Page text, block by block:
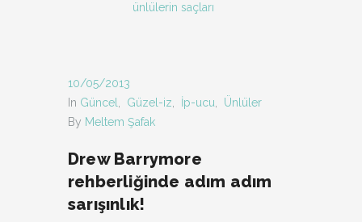
ünlülerin saçları
10/05/2013
In Güncel Güzel-iz İp-ucu
Ünlüler
By Meltem Şafak
Drew Barrymore
rehberliğinde adım adım
sarışınlık!